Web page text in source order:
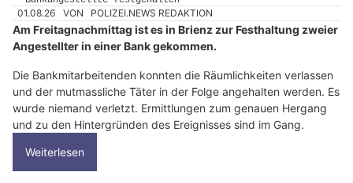
01.08.26 VON POLIZEI.NEWS REDAKTION
Am Freitagnachmittag ist es in Brienz zur Festhaltung zweier
Angestellter in einer Bank gekommen.
Die Bankmitarbeitenden konnten die Räumlichkeiten verlassen
und der mutmassliche Täter in der Folge angehalten werden. Es
wurde niemand verletzt. Ermittlungen zum genauen Hergang
und zu den Hintergründen des Ereignisses sind im Gang.
Weiterlesen